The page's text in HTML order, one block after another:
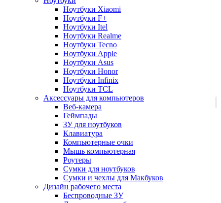
Ноутбуки Xiaomi
Ноутбуки F+
Ноутбуки Itel
Ноутбуки Realme
Ноутбуки Tecno
Ноутбуки Apple
Ноутбуки Asus
Ноутбуки Honor
Ноутбуки Infinix
Ноутбуки TCL
Аксессуары для компьютеров
Веб-камера
Геймпады
ЗУ для ноутбуков
Клавиатура
Компьютерные очки
Мышь компьютерная
Роутеры
Сумки для ноутбуков
Сумки и чехлы для Макбуков
Дизайн рабочего места
Беспроводные ЗУ